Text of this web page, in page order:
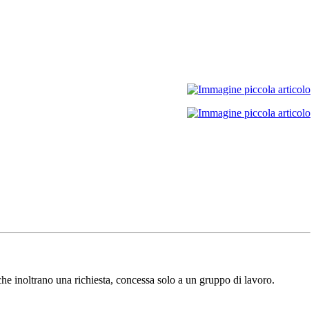
inoltrano una richiesta, concessa solo a un gruppo di lavoro.​